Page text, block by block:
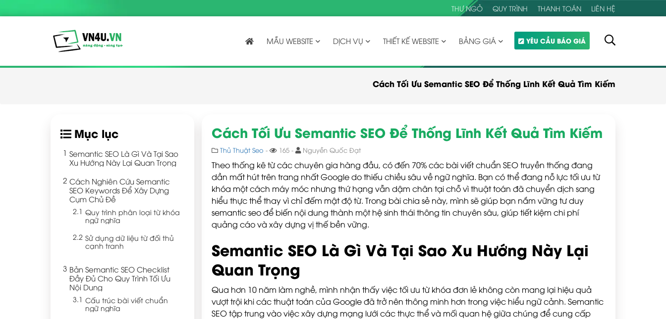
THƯ NGỎ QUY TRÌNH THANH TOÁN LIÊN HỆ
MẪU WEBSITE DỊCH VỤ THIẾT KẾ WEBSITE BẢNG GIÁ YÊU CẦU BÁO GIÁ
Cách Tối Ưu Semantic SEO Để Thống Lĩnh Kết Quả Tìm Kiếm
Mục lục
Semantic SEO Là Gì Và Tại Sao
Xu Hướng Này Lại Quan Trọng
Cách Nghiên Cứu Semantic
SEO Keywords Để Xây Dựng
Cụm Chủ Đề
Quy trình phân loại từ khóa
ngữ nghĩa
Sử dụng dữ liệu từ đối thủ
cạnh tranh
Bản Semantic SEO Checklist
Đầy Đủ Cho Quy Trình Tối Ưu
Nội Dung
Cấu trúc bài viết chuẩn
ngữ nghĩa
Cách Tối Ưu Semantic SEO Để Thống Lĩnh Kết Quả Tìm Kiếm
Thủ Thuật Seo - 165 - Nguyễn Quốc Đạt
Theo thống kê từ các chuyên gia hàng đầu, có đến 70% các bài viết chuẩn SEO truyền thống đang
dần mất hút trên trang nhất Google do thiếu chiều sâu về ngữ nghĩa. Bạn có thể đang nỗ lực tối ưu từ
khóa một cách máy móc nhưng thứ hạng vẫn dậm chân tại chỗ vì thuật toán đã chuyển dịch sang
hiểu thực thể thay vì chỉ đếm mật độ từ. Trong bài chia sẻ này, mình sẽ giúp bạn nắm vững tư duy
semantic seo để biến nội dung thành một hệ sinh thái thông tin chuyên sâu, giúp tiết kiệm chi phí
quảng cáo và xây dựng vị thế bền vững.
Semantic SEO Là Gì Và Tại Sao Xu Hướng Này Lại
Quan Trọng
Qua hơn 10 năm làm nghề, mình nhận thấy việc tối ưu từ khóa đơn lẻ không còn mang lại hiệu quả
vượt trội khi các thuật toán của Google đã trở nên thông minh hơn trong việc hiểu ngữ cảnh. Semantic
SEO tập trung vào việc xây dựng mạng lưới các thực thể và mối quan hệ giữa chúng để cung cấp